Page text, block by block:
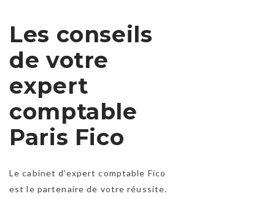
Les conseils
de votre
expert
comptable
Paris Fico
Le cabinet d’expert comptable Fico
est le partenaire de votre réussite.